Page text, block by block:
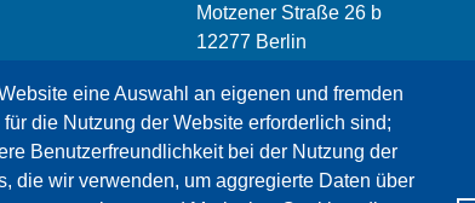
eine Auswahl an eigenen und fremden
die Nutzung der Website erforderlich sind;
Benutzerfreundlichkeit bei der Nutzung der
die wir verwenden, um aggregierte Daten über
Motzener Straße 26 b
12277 Berlin
Telefax: +49 30 7109645-98
info@testing.de